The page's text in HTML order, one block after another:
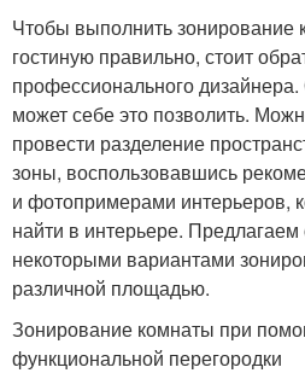
Чтобы выполнить зонирование
гостиную правильно, стоит
профессионального
может себе это позволить.
провести разделение
зоны, воспользовавшись
и фотопримерами интерьеров,
найти в интерьере. Предлагаем
некоторыми вариантами
различной площадью.
Зонирование комнаты при
функциональной перегородки